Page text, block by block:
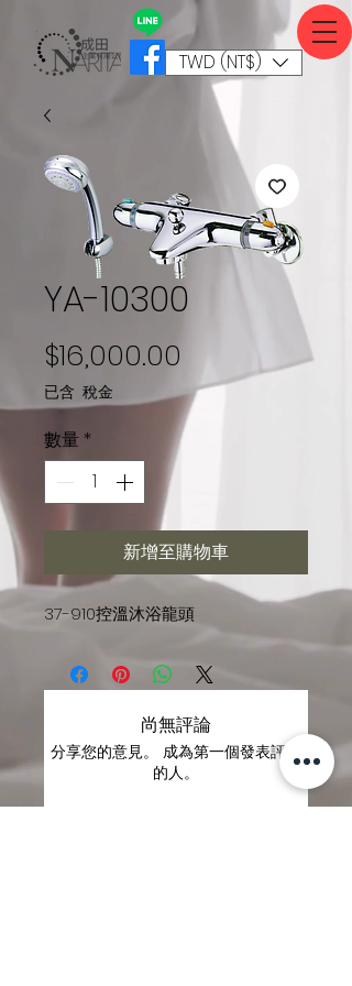
TWD (NT$)
YA-10300
$16,000.00
已含 稅金
數量 *
新增至購物車
37-910控溫沐浴龍頭
尚無評論
分享您的意見。 成為第一個發表評論
的人。